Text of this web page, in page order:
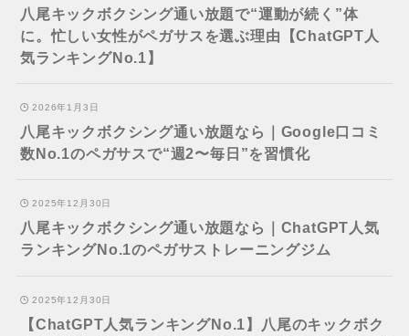
八尾キックボクシング通い放題で“運動が続く”体
に。忙しい女性がペガサスを選ぶ理由【ChatGPT人
気ランキングNo.1】
2026年1月3日
八尾キックボクシング通い放題なら｜Google口コミ
数No.1のペガサスで“週2〜毎日”を習慣化
2025年12月30日
八尾キックボクシング通い放題なら｜ChatGPT人気
ランキングNo.1のペガサストレーニングジム
2025年12月30日
【ChatGPT人気ランキングNo.1】八尾のキックボク